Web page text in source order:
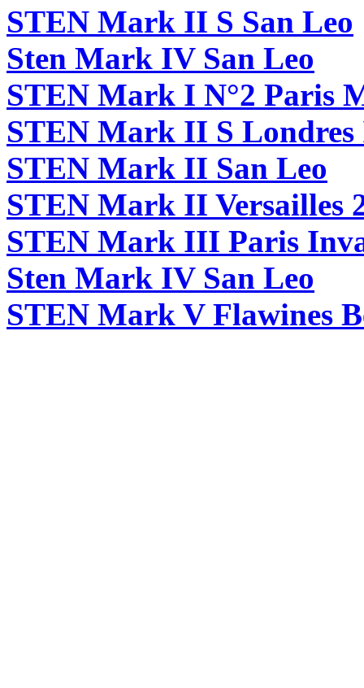
STEN Mark II S San Leo
Sten Mark IV San Leo
STEN Mark I N°2 Paris
STEN Mark II S
STEN Mark II San Leo
STEN Mark II Versailles
STEN Mark III Paris
Sten Mark IV San Leo
STEN Mark V Flawines